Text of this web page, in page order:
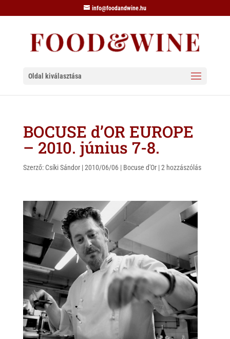
info@foodandwine.hu
Oldal kiválasztása
BOCUSE d’OR EUROPE
– 2010. június 7-8.
Szerző: Csíki Sándor|2010/06/06| Bocuse d'Or|2 hozzászólás